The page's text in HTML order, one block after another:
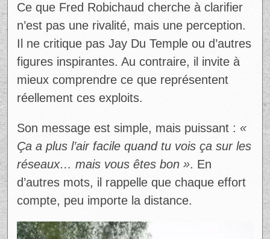
« Je viens de courir un 5 kilos… c’était
quelque chose. Ce n’est pas à prendre à la
légère », affirme-t-il. Dès les premiers
mètres, le défi s’impose. Le corps fatigue
rapidement, et surtout, le mental devient un
véritable obstacle.
Il ajoute un détail révélateur :« Le mental
se passait après 800 mètres ». Cette
phrase résume parfaitement la difficulté.
Courir n’est pas seulement physique, c’est
un combat intérieur constant, où chaque
pas demande un effort de volonté.